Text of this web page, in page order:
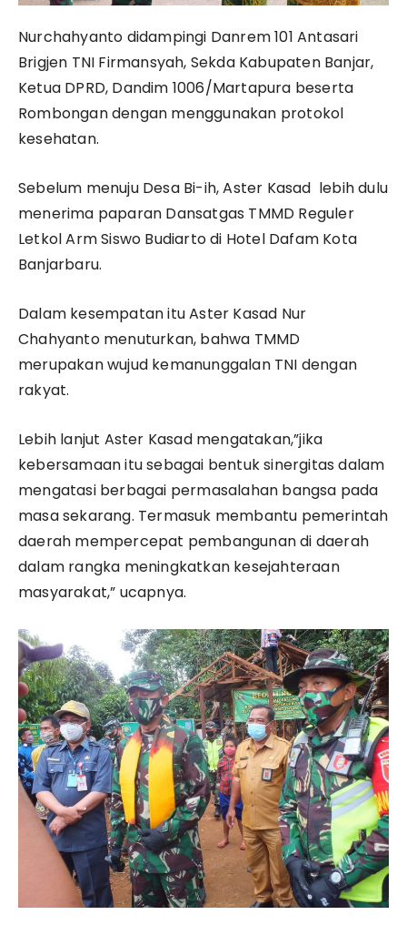
Nurchahyanto didampingi Danrem 101 Antasari
Brigjen TNI Firmansyah, Sekda Kabupaten Banjar,
Ketua DPRD, Dandim 1006/Martapura beserta
Rombongan dengan menggunakan protokol
kesehatan.
Sebelum menuju Desa Bi-ih, Aster Kasad lebih dulu
menerima paparan Dansatgas TMMD Reguler
Letkol Arm Siswo Budiarto di Hotel Dafam Kota
Banjarbaru.
Dalam kesempatan itu Aster Kasad Nur
Chahyanto menuturkan, bahwa TMMD
merupakan wujud kemanunggalan TNI dengan
rakyat.
Lebih lanjut Aster Kasad mengatakan,”jika
kebersamaan itu sebagai bentuk sinergitas dalam
mengatasi berbagai permasalahan bangsa pada
masa sekarang. Termasuk membantu pemerintah
daerah mempercepat pembangunan di daerah
dalam rangka meningkatkan kesejahteraan
masyarakat,” ucapnya.